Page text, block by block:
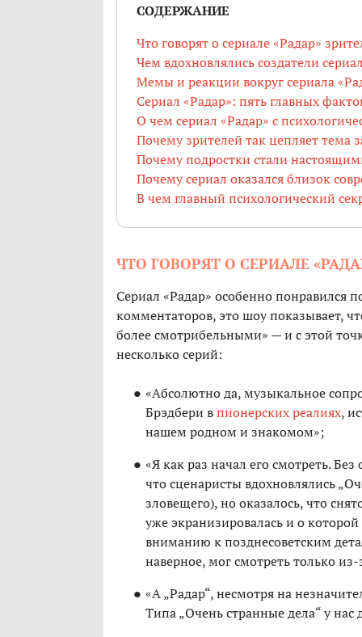
СОДЕРЖАНИЕ
Что говорят о сериале «Радар»
Чем вдохновлялись создатели
Мемы и реакции вокруг сериала
Сериал «Радар»: пять главных
О чем сериал «Радар» с
Почему зрителей так цепляет тема
Почему подростки стали
Почему сериал оказался близок
В чем главный психологический
ЧТО ГОВОРЯТ О СЕРИАЛЕ
Сериал «Радар» особенно понравился
комментаторов, это шоу показывает,
более смотрибельными» — и с этой
несколько серий:
«Абсолютно да, музыкальное
Брэдбери впионерских реалиях,
нашем родном и знакомом»;
«Я как раз начал его смотреть.
что сценаристы вдохновлялись
зловещего), но оказалось, что
уже экранизировалась и о
вниманию к позднесоветским
наверное, мог смотреть только
«А „Радар“, несмотря на
Типа „Очень странные дела“ у нас